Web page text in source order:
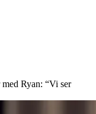
Ryan: “Vi ser